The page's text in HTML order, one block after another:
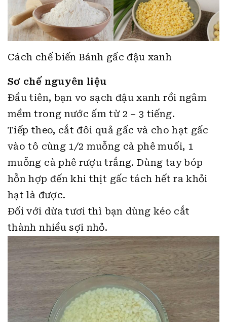
Cách chế biến Bánh gấc đậu xanh
Sơ chế nguyên liệu
Đầu tiên, bạn vo sạch đậu xanh rồi ngâm
mềm trong nước ấm từ 2 – 3 tiếng.
Tiếp theo, cắt đôi quả gấc và cho hạt gấc
vào tô cùng 1/2 muỗng cà phê muối, 1
muỗng cà phê rượu trắng. Dùng tay bóp
hỗn hợp đến khi thịt gấc tách hết ra khỏi
hạt là được.
Đối với dừa tươi thì bạn dùng kéo cắt
thành nhiều sợi nhỏ.